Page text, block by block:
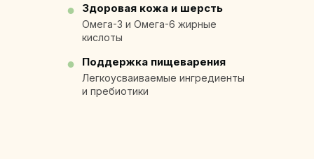
● Здоровая кожа и шерсть
Омега-3 и Омега-6 жирные
кислоты
● Поддержка пищеварения
Легкоусваиваемые ингредиенты
и пребиотики